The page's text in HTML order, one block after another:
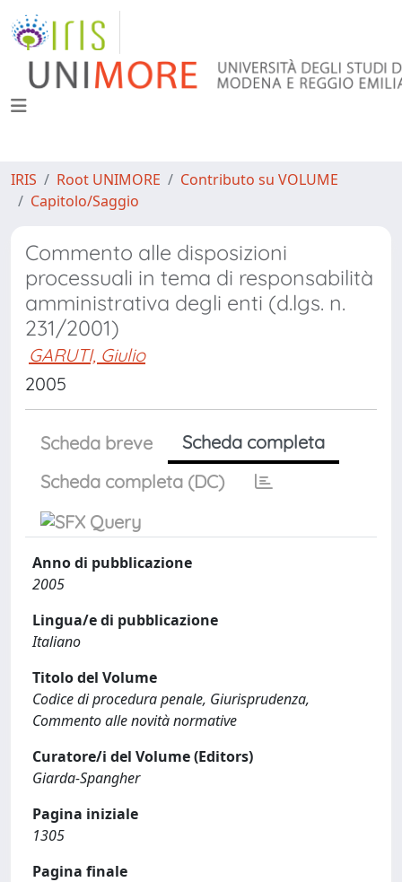
IRIS Root UNIMORE
Contributo su VOLUME
Capitolo/Saggio
Commento alle disposizioni
processuali in tema di responsabilità
amministrativa degli enti (d.lgs. n.
231/2001)
GARUTI, Giulio
2005
Scheda breve
Scheda completa
Scheda completa (DC)
Anno di pubblicazione
2005
Lingua/e di pubblicazione
Italiano
Titolo del Volume
Codice di procedura penale, Giurisprudenza,
Commento alle novità normative
Curatore/i del Volume (Editors)
Giarda-Spangher
Pagina iniziale
1305
Pagina finale